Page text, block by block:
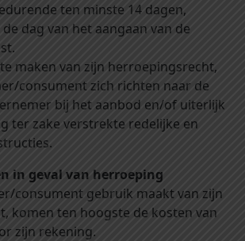
ten minste 14 dagen,
dag van het aangaan van de
maken van zijn herroepingsrecht,
consument zich richten naar de
bij het aanbod en/of uiterlijk
ter zake verstrekte redelijke en
in geval van herroeping
consument gebruik maakt van zijn
komen ten hoogste de kosten van
zijn rekening.